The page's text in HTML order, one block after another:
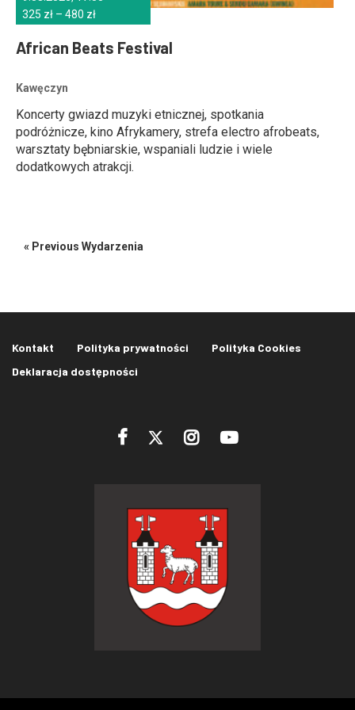
325 zł – 480 zł
African Beats Festival
Kawęczyn
Koncerty gwiazd muzyki etnicznej, spotkania
podróżnicze, kino Afrykamery, strefa electro afrobeats,
warsztaty bębniarskie, wspaniali ludzie i wiele
dodatkowych atrakcji.
« Previous Wydarzenia
Kontakt Polityka prywatności
Polityka Cookies
Deklaracja dostępności